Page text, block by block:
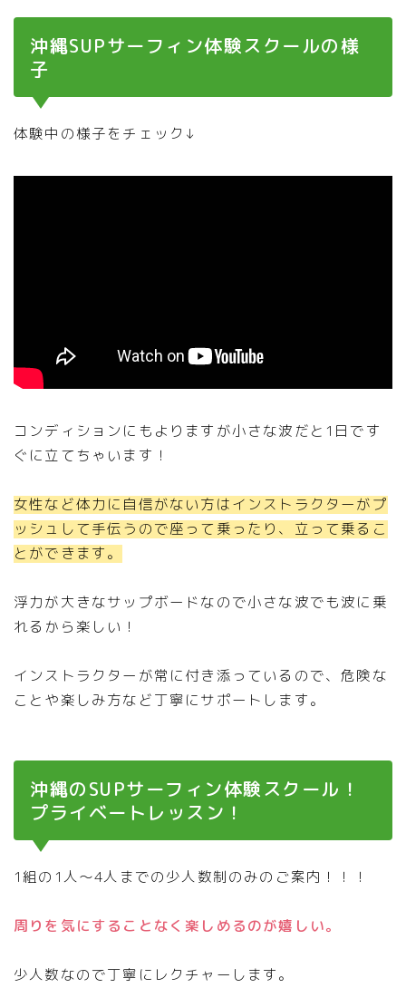
沖縄SUPサーフィン体験スクールの様
子
体験中の様子をチェック↓
コンディションにもよりますが小さな波だと1日です
ぐに立てちゃいます！
女性など体力に自信がない方はインストラクターがプ
ッシュして手伝うので座って乗ったり、立って乗るこ
とができます。
浮力が大きなサップボードなので小さな波でも波に乗
れるから楽しい！
インストラクターが常に付き添っているので、危険な
ことや楽しみ方など丁寧にサポートします。
沖縄のSUPサーフィン体験スクール！
プライベートレッスン！
1組の1人～4人までの少人数制のみのご案内！！！
周りを気にすることなく楽しめるのが嬉しい。
少人数なので丁寧にレクチャーします。